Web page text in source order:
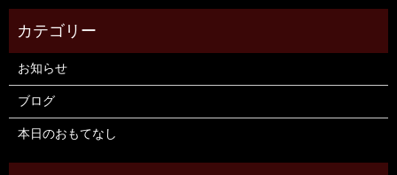
お知らせ
ブログ
本日のおもてなし